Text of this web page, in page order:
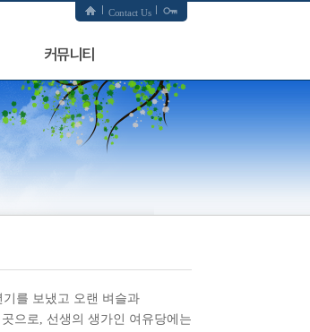
Contact Us
커뮤니티
를 보냈고 오랜 벼슬과
으로, 선생의 생가인 여유당에는